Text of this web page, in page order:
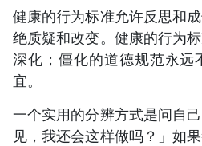
健康的行为标准允许反思和
绝质疑和改变。健康的行为
深化；僵化的道德规范永远
宜。
一个实用的分辨方式是问自
见，我还会这样做吗？」如